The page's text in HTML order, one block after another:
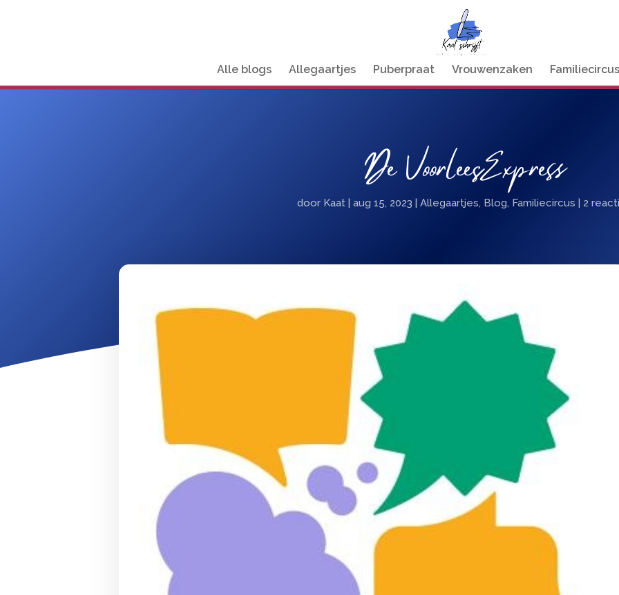
Alle blogs Allegaartjes Puberpraat Vrouwenzaken Familiecircus
De VoorleesExpress
door Kaat| aug 15, 2023 | Allegaartjes, Blog, Familiecircus | 2